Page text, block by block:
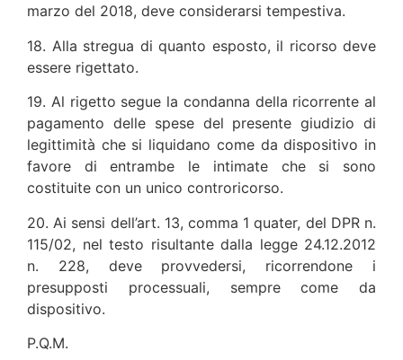
marzo del 2018, deve considerarsi tempestiva.
18. Alla stregua di quanto esposto, il ricorso deve
essere rigettato.
19. Al rigetto segue la condanna della ricorrente al
pagamento delle spese del presente giudizio di
legittimità che si liquidano come da dispositivo in
favore di entrambe le intimate che si sono
costituite con un unico controricorso.
20. Ai sensi dell’art. 13, comma 1 quater, del DPR n.
115/02, nel testo risultante dalla legge 24.12.2012
n. 228, deve provvedersi, ricorrendone i
presupposti processuali, sempre come da
dispositivo.
P.Q.M.